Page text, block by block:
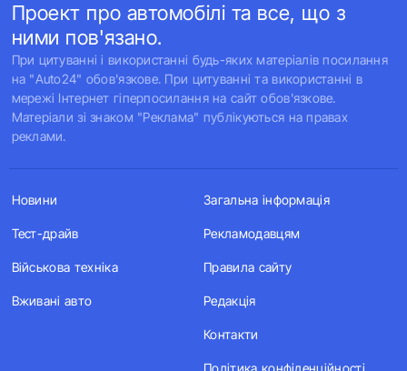
Проект про автомобілі та все, що з
ними пов'язано.
При цитуванні і використанні будь-яких матеріалів посилання
на "Auto24" обов'язкове. При цитуванні та використанні в
мережі Інтернет гіперпосилання на сайт обов'язкове.
Матеріали зі знаком "Реклама" публікуються на правах
реклами.
Новини
Тест-драйв
Військова техніка
Вживані авто
Загальна інформація
Рекламодавцям
Правила сайту
Редакція
Контакти
Політика конфіденційності